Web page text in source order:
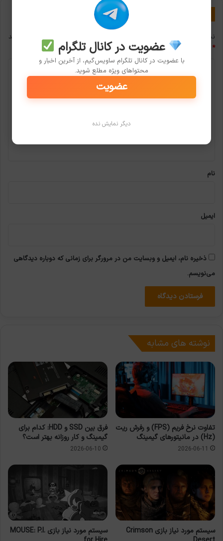
نشانی ایمیل شما منتشر نخواهد شد.
بخش‌های موردنیاز علامت‌گذاری شده‌اند
*
نام
ایمیل
ذخیره نام، ایمیل و وبسایت من در مرورگر برای زمانی که دوباره دیدگاهی
می‌نویسم.
نوشته های مشابه
تفاوت نرخ فریم (FPS) و رفرش ریت
(Hz) در مانیتورهای گیمینگ
2026-06-11
فرق بین SSD و HDD: کدام برای
گیمینگ و کار روزانه بهتر است؟
2026-06-10
سیستم مورد نیاز بازی Crimson
سیستم مورد نیاز بازی MOUSE: P.I.
عضویت در کانال تلگرام
با عضویت در کانال تلگرام ساویس‌گیم، از آخرین اخبار و
محتواهای ویژه مطلع شوید.
عضویت
دیگر نمایش نده